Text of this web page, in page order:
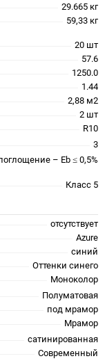
29.665 кг
59,33 кг
20 шт
57.6
1250.0
1.44
2,88 м2
2 шт
R10
3
– Eb ≤ 0,5%
Класс 5
отсутствует
Azure
синий
Оттенки синего
Моноколор
Полуматовая
под мрамор
Мрамор
сатинированная
Современный